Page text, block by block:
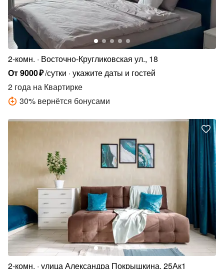
2-комн.
Восточно-Кругликовская ул., 18
От9000₽/сутки укажите даты и гостей
2 года на Квартирке
30% вернётся бонусами
2-комн. улица Александра Покрышкина, 25Ак1